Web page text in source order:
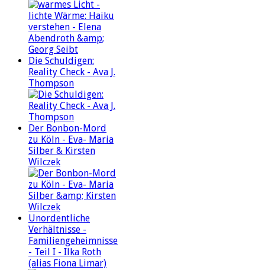
Die Schuldigen:
Reality Check - Ava J.
Thompson
Der Bonbon-Mord
zu Köln - Eva- Maria
Silber & Kirsten
Wilczek
Unordentliche
Verhältnisse -
Familiengeheimnisse
- Teil I - Ilka Roth
(alias Fiona Limar)